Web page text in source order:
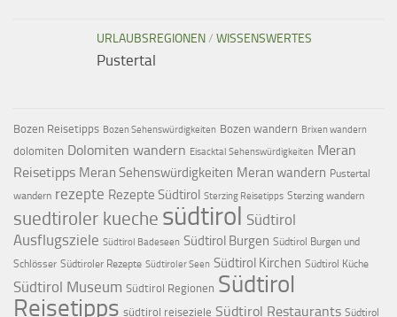
URLAUBSREGIONEN/ WISSENSWERTES
Pustertal
Bozen Reisetipps Bozen Sehenswürdigkeiten Bozen wandern Brixen wandern
dolomiten Dolomiten wandern Eisacktal Sehenswürdigkeiten Meran
Reisetipps Meran Sehenswürdigkeiten Meran wandern Pustertal
wandern rezepte Rezepte Südtirol Sterzing Reisetipps Sterzing wandern
suedtiroler kueche südtirol Südtirol
Ausflugsziele Südtirol Badeseen Südtirol Burgen Südtirol Burgen und
Schlösser Südtiroler Rezepte Südtiroler Seen Südtirol Kirchen Südtirol Küche
Südtirol Museum Südtirol Regionen Südtirol
Reisetipps südtirol reiseziele Südtirol Restaurants Südtirol